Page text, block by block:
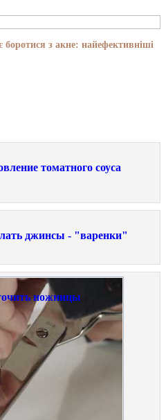
з акне: найефективніші
томатного соуса
джинсы - "варенки"
ножницы